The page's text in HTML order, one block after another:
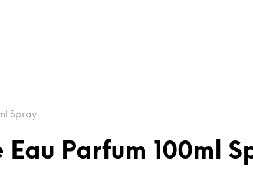
Spray
Parfum 100ml